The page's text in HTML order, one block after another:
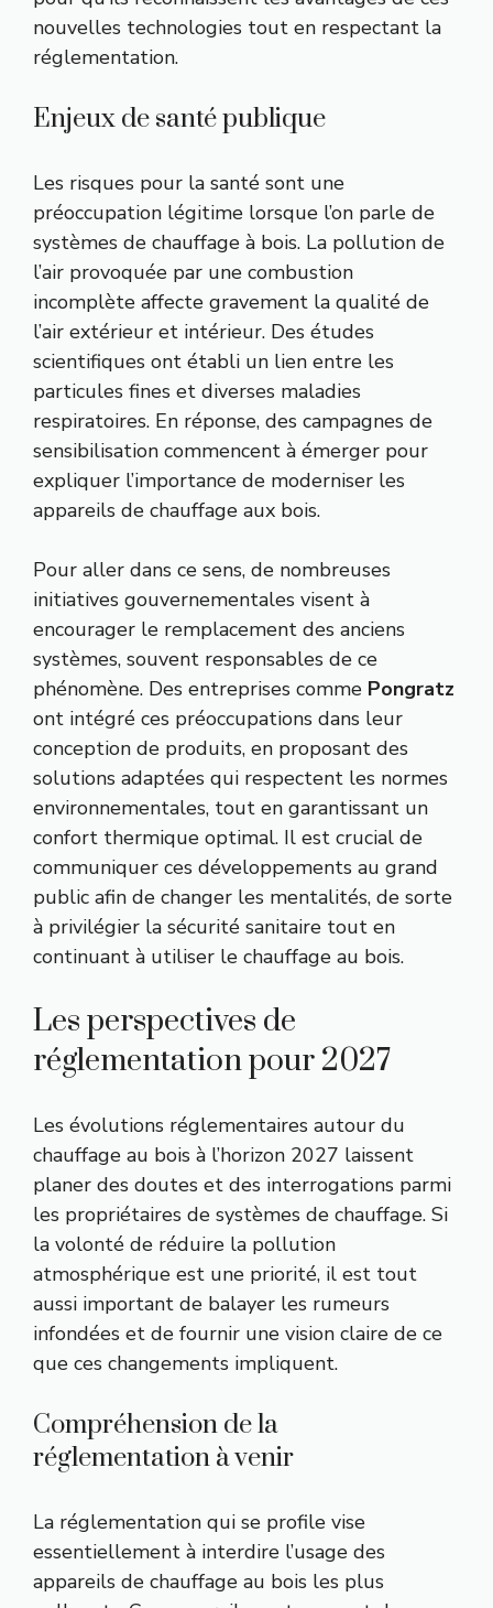
nouvelles technologies tout en respectant la
réglementation.
Enjeux de santé publique
Les risques pour la santé sont une
préoccupation légitime lorsque l’on parle de
systèmes de chauffage à bois. La pollution de
l’air provoquée par une combustion
incomplète affecte gravement la qualité de
l’air extérieur et intérieur. Des études
scientifiques ont établi un lien entre les
particules fines et diverses maladies
respiratoires. En réponse, des campagnes de
sensibilisation commencent à émerger pour
expliquer l’importance de moderniser les
appareils de chauffage aux bois.
Pour aller dans ce sens, de nombreuses
initiatives gouvernementales visent à
encourager le remplacement des anciens
systèmes, souvent responsables de ce
phénomène. Des entreprises comme Pongratz
ont intégré ces préoccupations dans leur
conception de produits, en proposant des
solutions adaptées qui respectent les normes
environnementales, tout en garantissant un
confort thermique optimal. Il est crucial de
communiquer ces développements au grand
public afin de changer les mentalités, de sorte
à privilégier la sécurité sanitaire tout en
continuant à utiliser le chauffage au bois.
Les perspectives de
réglementation pour 2027
Les évolutions réglementaires autour du
chauffage au bois à l’horizon 2027 laissent
planer des doutes et des interrogations parmi
les propriétaires de systèmes de chauffage. Si
la volonté de réduire la pollution
atmosphérique est une priorité, il est tout
aussi important de balayer les rumeurs
infondées et de fournir une vision claire de ce
que ces changements impliquent.
Compréhension de la
réglementation à venir
La réglementation qui se profile vise
essentiellement à interdire l’usage des
appareils de chauffage au bois les plus